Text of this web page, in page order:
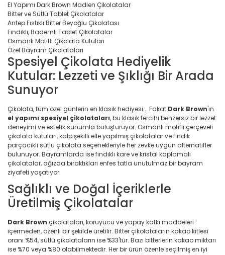
El Yapımı Dark Brown Madlen Çikolatalar
Bitter ve Sütlü Tablet Çikolatalar
Antep Fıstıklı Bitter Beyoğlu Çikolatası
Fındıklı, Bademli Tablet Çikolatalar
Osmanlı Motifli Çikolata Kutuları
Özel Bayram Çikolataları
Spesiyel Çikolata Hediyelik
Kutular: Lezzeti ve Şıklığı Bir Arada
Sunuyor
Çikolata, tüm özel günlerin en klasik hediyesi... Fakat Dark Brown'ın
el yapımı spesiyel çikolataları, bu klasik tercihi benzersiz bir lezzet
deneyimi ve estetik sunumla buluşturuyor. Osmanlı motifli çerçeveli
çikolata kutuları, kalp şekilli elle yapılmış çikolatalar ve fındık
parçacıklı sütlü çikolata seçenekleriyle her zevke uygun alternatifler
bulunuyor. Bayramlarda ise fındıklı kare ve kristal kaplamalı
çikolatalar, ağızda bıraktıkları enfes tatla unutulmaz bir bayram
ziyafeti yaşatıyor.
Sağlıklı ve Doğal İçeriklerle
Üretilmiş Çikolatalar
Dark Brown çikolataları, koruyucu ve yapay katkı maddeleri
içermeden, özenli bir şekilde üretilir. Bitter çikolataların kakao kitlesi
oranı %54, sütlü çikolataların ise %33'tür. Bazı bitterlerin kakao miktarı
ise %70 veya %80 olabilmektedir. Her bir ürün özenle seçilmiş en iyi